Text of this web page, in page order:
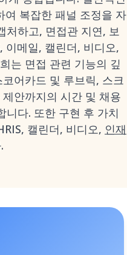
여 복잡한 패널 조정을 자
처하고, 면접관 지연, 보
이메일, 캘린더, 비디오,
는 면접 관련 기능의 깊
어카드 및 루브릭, 스크
안까지의 시간 및 채용
다. 또한 구현 후 가치
캘린더, 비디오, 인재